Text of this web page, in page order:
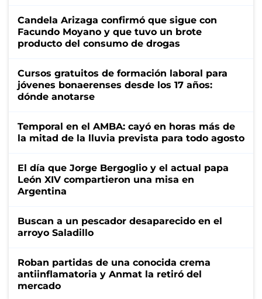
Candela Arizaga confirmó que sigue con
Facundo Moyano y que tuvo un brote
producto del consumo de drogas
Cursos gratuitos de formación laboral para
jóvenes bonaerenses desde los 17 años:
dónde anotarse
Temporal en el AMBA: cayó en horas más de
la mitad de la lluvia prevista para todo agosto
El día que Jorge Bergoglio y el actual papa
León XIV compartieron una misa en
Argentina
Buscan a un pescador desaparecido en el
arroyo Saladillo
Roban partidas de una conocida crema
antiinflamatoria y Anmat la retiró del
mercado